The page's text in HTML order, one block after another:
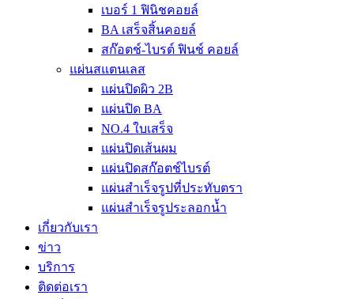
เบอร์ 1 ฟินิชคอยล์
BA เสร็จสิ้นคอยล์
สก๊อตช์-ไบรต์ ฟินช์ คอยล์
แผ่นสแตนเลส
แผ่นปิดผิว 2B
แผ่นปิด BA
NO.4 ใบเสร็จ
แผ่นปิดเส้นผม
แผ่นปิดสก๊อตช์ไบรต์
แผ่นสำเร็จรูปที่ประทับตรา
แผ่นสำเร็จรูประลอกน้ำ
เกี่ยวกับเรา
ข่าว
บริการ
ติดต่อเรา